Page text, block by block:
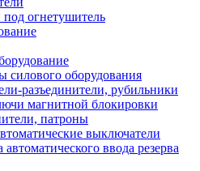
огнетушитель
силового оборудования
разъединители, рубильники
магнитной блокировки
патроны
выключатели
автоматического ввода резерва